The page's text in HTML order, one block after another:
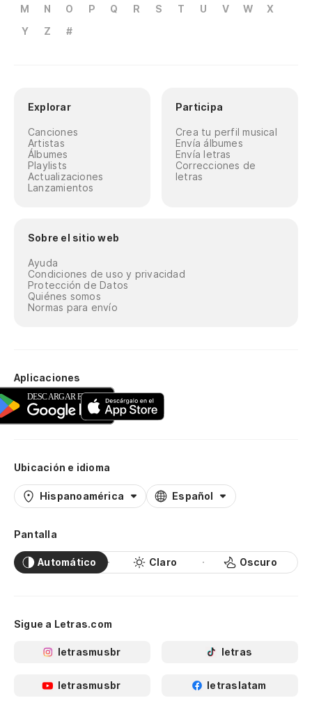
M
N O P Q R S T U V W
X
Y
Z #
Explorar
Canciones
Artistas
Álbumes
Playlists
Actualizaciones
Lanzamientos
Participa
Crea tu perfil musical
Envía álbumes
Envía letras
Correcciones de
letras
Sobre el sitio web
Ayuda
Condiciones de uso y privacidad
Protección de Datos
Quiénes somos
Normas para envío
Aplicaciones
Ubicación e idioma
Hispanoamérica Español
Pantalla
Automático Claro Oscuro
Sigue a Letras.com
letrasmusbr letras
letrasmusbr letraslatam